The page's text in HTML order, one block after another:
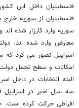
فلسطینیان داخل این
فلسطینیان از سوریه
سوریه وارد کارزار شده
معارض وارد شده اند.
اسراییل تصور می کرد که
امکانات و سطح تحمل
البته انتخابات در داخل
سه سال اخیر در
افراطی حرکت کرده است.